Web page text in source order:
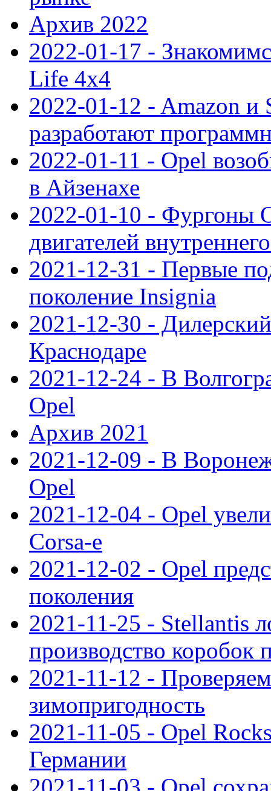
Архив 2022
2022-01-17 -
Life 4x4
2022-01-12 - Amazon и
разработают
2022-01-11 - Opel
в Айзенахе
2022-01-10 - Фургоны
двигателей
2021-12-31 - Первые
поколение Insignia
2021-12-30 -
Краснодаре
2021-12-24 - В
Opel
Архив 2021
2021-12-09 - В
Opel
2021-12-04 - Opel
Corsa-e
2021-12-02 - Opel
поколения
2021-11-25 - Stellantis
производство коробок
2021-11-12 -
зимопригодность
2021-11-05 - Opel
Германии